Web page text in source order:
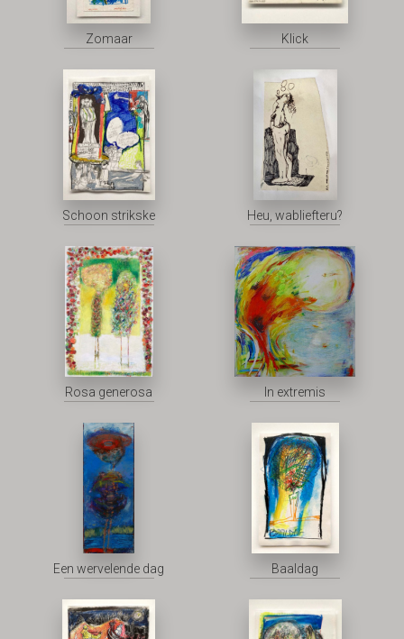
Zomaar Klick
Schoon strikske Heu, wabliefteru?
Rosa generosa In extremis
Een wervelende dag Baaldag